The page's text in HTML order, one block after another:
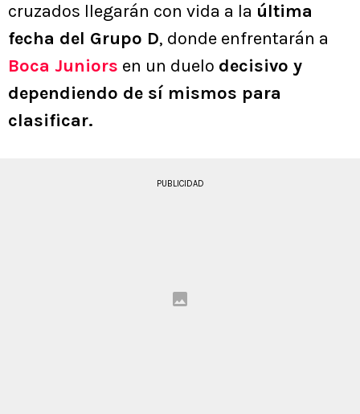
cruzados llegarán con vida a la última
fecha del Grupo D, donde enfrentarán a
Boca Juniors en un duelo decisivo y
dependiendo de sí mismos para
clasificar.
PUBLICIDAD